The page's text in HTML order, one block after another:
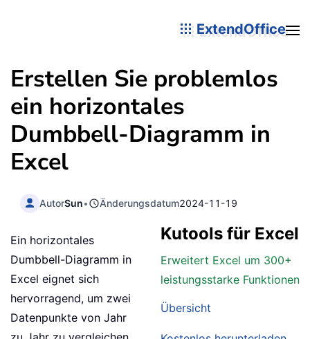
ExtendOffice
Erstellen Sie problemlos
ein horizontales
Dumbbell-Diagramm in
Excel
AutorSun• Änderungsdatum2024-11-19
Kutools für Excel
Erweitert Excel um 300+
leistungsstarke Funktionen
Übersicht
Ein horizontales
Dumbbell-Diagramm in
Excel eignet sich
hervorragend, um zwei
Datenpunkte von Jahr